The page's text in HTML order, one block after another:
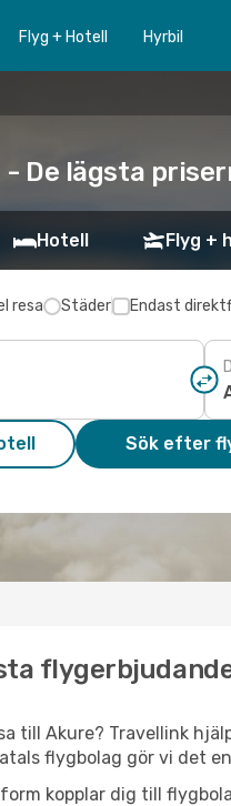
Flyg + Hotell Hyrbil
De lägsta
Hotell Flyg +
resa Städer Endast
Sök efter
till Akure? Travellink
flygbolag gör vi det
kopplar dig till